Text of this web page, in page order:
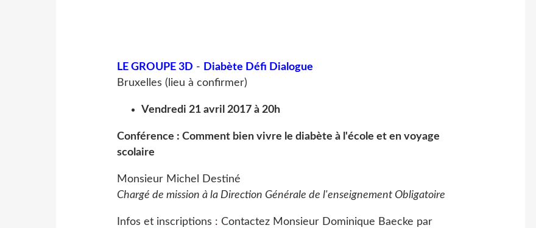
LE GROUPE 3D - Diabète Défi Dialogue
Bruxelles (lieu à confirmer)
Vendredi 21 avril 2017 à 20h
Conférence : Comment bien vivre le diabète à l'école et en voyage
scolaire
Monsieur Michel Destiné
Chargé de mission à la Direction Générale de l'enseignement Obligatoire
Infos et inscriptions : Contactez Monsieur Dominique Baecke par